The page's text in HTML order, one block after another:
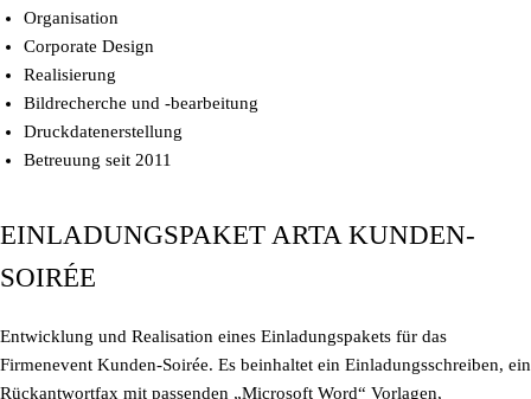
Organisation
Corporate Design
Realisierung
Bildrecherche und -bearbeitung
Druckdatenerstellung
Betreuung seit 2011
EINLADUNGSPAKET ARTA KUNDEN-
SOIRÉE
Entwicklung und Realisation eines Einladungspakets für das
Firmenevent Kunden-Soirée. Es beinhaltet ein Einladungsschreiben, ein
Rückantwortfax mit passenden „Microsoft Word“ Vorlagen,